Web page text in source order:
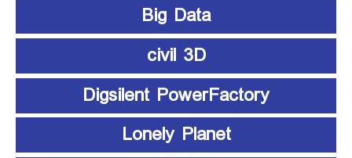
Big Data
civil 3D
Digsilent PowerFactory
Lonely Planet